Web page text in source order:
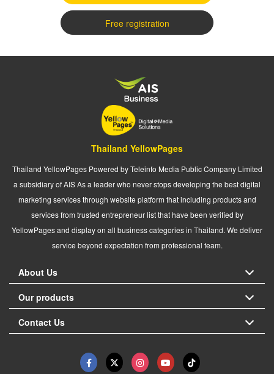
Free registration
Thailand YellowPages
Thailand YellowPages Powered by Teleinfo Media Public Company Limited
a subsidiary of AIS As a leader who never stops developing the best digital
marketing services through website platform that including products and
services from trusted entrepreneur list that have been verified by
YellowPages and display on all business categories in Thailand. We deliver
service beyond expectation from professional team.
About Us
Our products
Contact Us